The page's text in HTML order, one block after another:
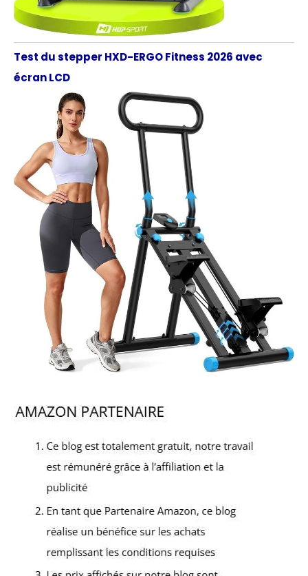
Test du stepper HXD-ERGO Fitness 2026 avec
écran LCD